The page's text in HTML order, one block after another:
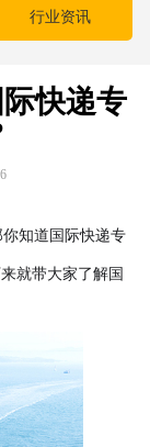
行业资讯
快递专
知道国际快递专
就带大家了解国